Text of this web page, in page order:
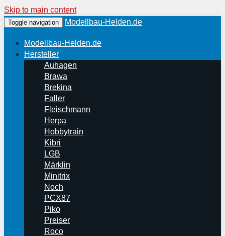
Skip to main content
Toggle navigation Modellbau-Helden.de
Modellbau-Helden.de
Hersteller
Auhagen
Brawa
Brekina
Faller
Fleischmann
Herpa
Hobbytrain
Kibri
LGB
Märklin
Minitrix
Noch
PCX87
Piko
Preiser
Roco